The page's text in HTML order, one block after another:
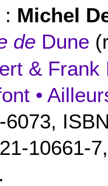
Michel
de Dune
& Frank
•
6073,
10661-7